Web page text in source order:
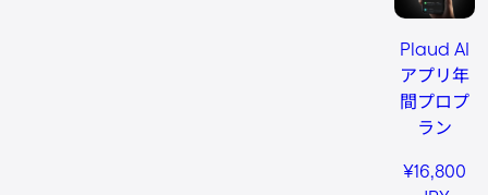
Plaud AI
アプリ年
間プロプ
ラン
¥16,800